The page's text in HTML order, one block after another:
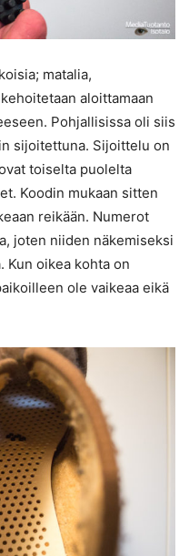
matalia,
aloittamaan
Pohjallisissa oli siis
sijoitettuna. Sijoittelu on
toiselta puolelta
Koodin mukaan sitten
reikään. Numerot
joten niiden näkemiseksi
Kun oikea kohta on
ole vaikeaa eikä